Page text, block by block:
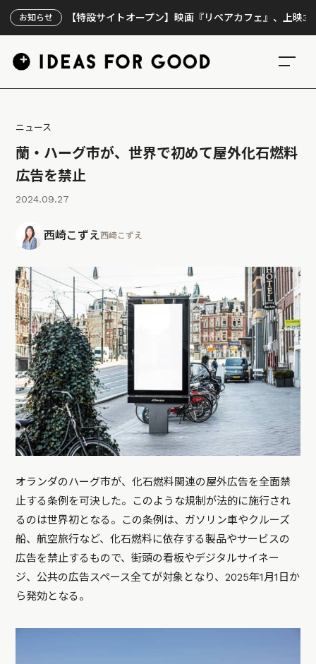
お知らせ
【特設サイトオープン】映画『リペアカフェ』、上映300回の先
ニュース
蘭・ハーグ市が、世界で初めて屋外化石燃料
広告を禁止
2024.09.27
西崎こずえ西崎こずえ
オランダのハーグ市が、化石燃料関連の屋外広告を全面禁
止する条例を可決した。このような規制が法的に施行され
るのは世界初となる。この条例は、ガソリン車やクルーズ
船、航空旅行など、化石燃料に依存する製品やサービスの
広告を禁止するもので、街頭の看板やデジタルサイネー
ジ、公共の広告スペース全てが対象となり、2025年1月1日か
ら発効となる。